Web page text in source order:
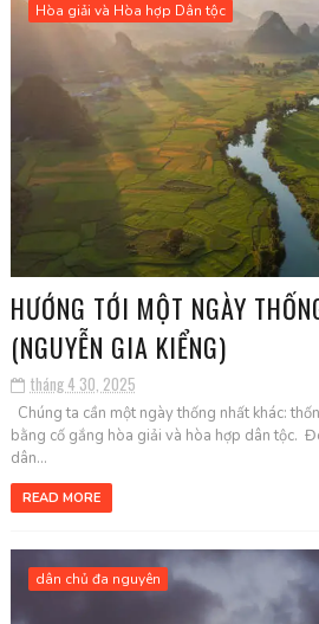
Hòa giải và Hòa hợp Dân tộc
HƯỚNG TỚI MỘT NGÀY
(NGUYỄN GIA KIỂNG)
tháng 4 30, 2025
Chúng ta cần một ngày thống nhất khác:
bằng cố gắng hòa giải và hòa hợp dân tộc.
dân...
READ MORE
dân chủ đa nguyên